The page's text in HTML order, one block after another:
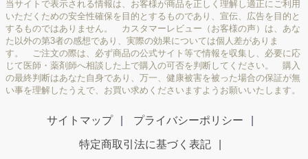
当サイトで表示される情報は、お客様が商品を正しく理解し適正にご利用
いただくための安全性確保を目的とするものであり、宣伝、広告を目的と
するものではありません。 カスタマーレビュー（お客様の声）は、あな
た以外の第3者の感想であり、実際の効果については個人差がありま
す。 ご注文の際は、必ず商品の公式サイト等で情報を収集し、必要に応
じて医師・薬剤師へ相談した上で購入の可否を判断してください。 購入
の最終判断はあなた自身であり、万一、健康被害を被った場合の保証が無
い事を理解したうえで、お買い求めくださいますようお願いいたします。
サイトマップ プライバシーポリシー
特定商取引法に基づく表記